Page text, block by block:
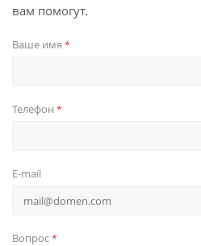
вам помогут.
Ваше имя *
Телефон *
E-mail
Вопрос*